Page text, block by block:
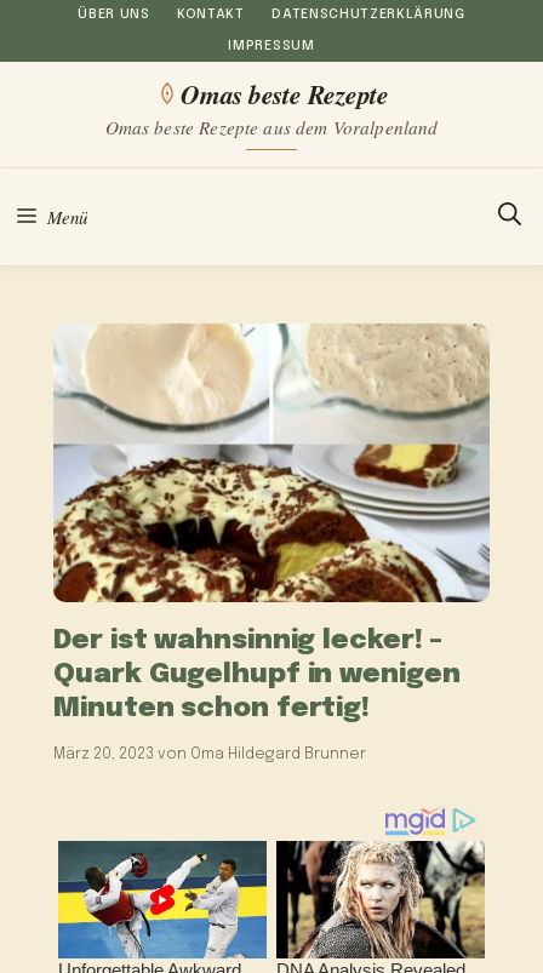
Inhalt
ÜBER UNS KONTAKT DATENSCHUTZERKLÄRUNG
IMPRESSUM
Omas beste Rezepte
Omas beste Rezepte aus dem Voralpenland
Menü
Der ist wahnsinnig lecker! –
Quark Gugelhupf in wenigen
Minuten schon fertig!
März 20, 2023 von Oma Hildegard Brunner